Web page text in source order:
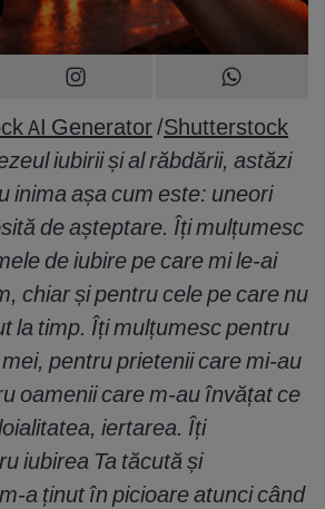
AI Generator/Shutterstock
iubirii și al răbdării, astăzi
inima așa cum este: uneori
de așteptare. Îți mulțumesc
de iubire pe care mi le-ai
chiar și pentru cele pe care nu
la timp. Îți mulțumesc pentru
pentru prietenii care mi-au
oamenii care m-au învățat ce
iertarea. Îți
iubirea Ta tăcută și
a ținut în picioare atunci când